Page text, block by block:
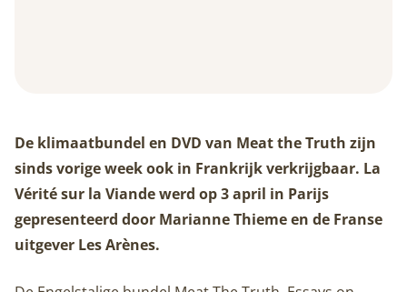
De klimaatbundel en DVD van Meat the Truth zijn
sinds vorige week ook in Frankrijk verkrijgbaar. La
Vérité sur la Viande werd op 3 april in Parijs
gepresenteerd door Marianne Thieme en de Franse
uitgever Les Arènes.